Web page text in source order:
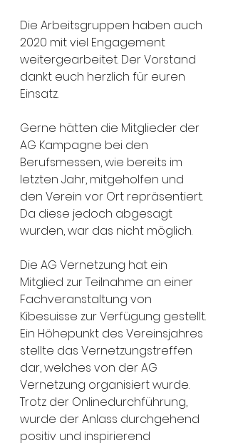
Die Arbeitsgruppen haben auch
2020 mit viel Engagement
weitergearbeitet. Der Vorstand
dankt euch herzlich für euren
Einsatz.
Gerne hätten die Mitglieder der
AG Kampagne bei den
Berufsmessen, wie bereits im
letzten Jahr, mitgeholfen und
den Verein vor Ort repräsentiert.
Da diese jedoch abgesagt
wurden, war das nicht möglich.
Die AG Vernetzung hat ein
Mitglied zur Teilnahme an einer
Fachveranstaltung von
Kibesuisse zur Verfügung gestellt.
Ein Höhepunkt des Vereinsjahres
stellte das Vernetzungstreffen
dar, welches von der AG
Vernetzung organisiert wurde.
Trotz der Onlinedurchführung,
wurde der Anlass durchgehend
positiv und inspirierend